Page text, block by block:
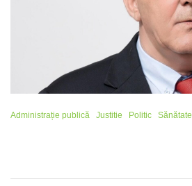
Administrație publică Justitie Politic Sănătate